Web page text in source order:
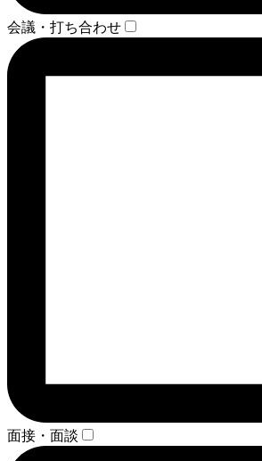
会議・打ち合わせ
面接・面談